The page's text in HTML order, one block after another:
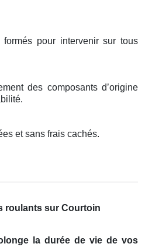
formés pour intervenir sur tous
des composants d’origine
et sans frais cachés.
roulants sur Courtoin
la durée de vie de vos